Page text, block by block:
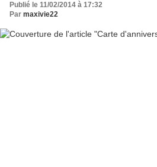
Publié le 11/02/2014 à 17:32
Par maxivie22